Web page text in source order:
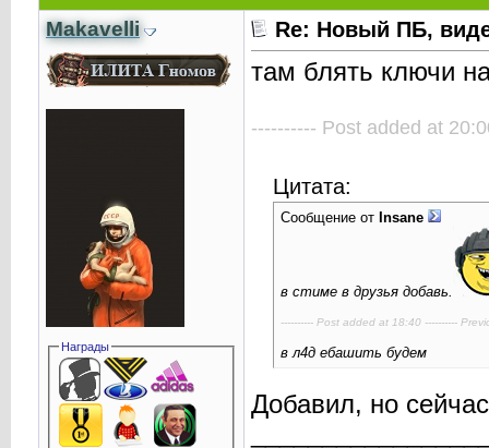
Makavelli
Награды
Re: Новый ПБ,
там блять ключи
---------- Post added at
Цитата:
Сообщение от Insane
в стиме в друзья добавь.
---------- Post added at 18:40 ----------
в л4д ебашить будем
Добавил, но